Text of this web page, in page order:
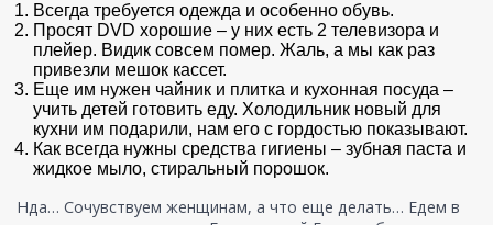
Всегда требуется одежда и особенно обувь.
Просят DVD хорошие – у них есть 2 телевизора и
плейер. Видик совсем помер. Жаль, а мы как раз
привезли мешок кассет.
Еще им нужен чайник и плитка и кухонная посуда –
учить детей готовить еду. Холодильник новый для
кухни им подарили, нам его с гордостью показывают.
Как всегда нужны средства гигиены – зубная паста и
жидкое мыло, стиральный порошок.
Нда… Сочувствуем женщинам, а что еще делать… Едем в